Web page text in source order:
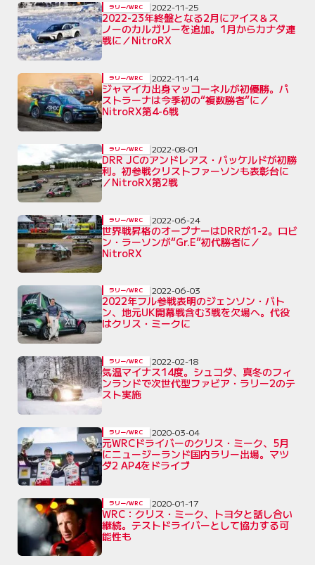
2022-23年終盤となる2月にアイス＆ス
ノーのカルガリーを追加。1月からカナダ連
戦に／NitroRX
ラリー/WRC 2022-11-25
ジャマイカ出身マッコーネルが初優勝。パ
ストラーナは今季初の“複数勝者”に／
NitroRX第4-6戦
ラリー/WRC 2022-11-14
DRR JCのアンドレアス・バッケルドが初勝
利。初参戦クリストファーソンも表彰台に
／NitroRX第2戦
ラリー/WRC 2022-08-01
世界戦昇格のオープナーはDRRが1-2。ロビ
ン・ラーソンが“Gr.E”初代勝者に／
NitroRX
ラリー/WRC 2022-06-24
2022年フル参戦表明のジェンソン・バト
ン、地元UK開幕戦含む3戦を欠場へ。代役
はクリス・ミークに
ラリー/WRC 2022-06-03
気温マイナス14度。シュコダ、真冬のフィ
ンランドで次世代型ファビア・ラリー2のテ
スト実施
ラリー/WRC 2022-02-18
元WRCドライバーのクリス・ミーク、5月
にニュージーランド国内ラリー出場。マツ
ダ2 AP4をドライブ
ラリー/WRC 2020-03-04
WRC：クリス・ミーク、トヨタと話し合い
継続。テストドライバーとして協力する可
能性も
ラリー/WRC 2020-01-17